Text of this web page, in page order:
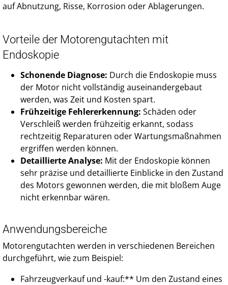
auf Abnutzung, Risse, Korrosion oder Ablagerungen.
Vorteile der Motorengutachten mit
Endoskopie
Schonende Diagnose: Durch die Endoskopie muss
der Motor nicht vollständig auseinandergebaut
werden, was Zeit und Kosten spart.
Frühzeitige Fehlererkennung: Schäden oder
Verschleiß werden frühzeitig erkannt, sodass
rechtzeitig Reparaturen oder Wartungsmaßnahmen
ergriffen werden können.
Detaillierte Analyse: Mit der Endoskopie können
sehr präzise und detaillierte Einblicke in den Zustand
des Motors gewonnen werden, die mit bloßem Auge
nicht erkennbar wären.
Anwendungsbereiche
Motorengutachten werden in verschiedenen Bereichen
durchgeführt, wie zum Beispiel:
Fahrzeugverkauf und -kauf:** Um den Zustand eines